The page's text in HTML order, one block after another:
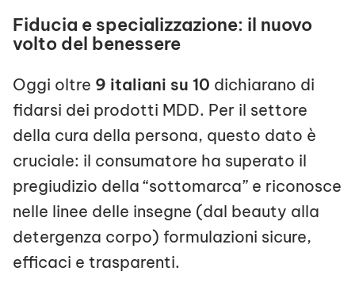
Fiducia e specializzazione: il nuovo
volto del benessere
Oggi oltre 9 italiani su 10 dichiarano di
fidarsi dei prodotti MDD. Per il settore
della cura della persona, questo dato è
cruciale: il consumatore ha superato il
pregiudizio della “sottomarca” e riconosce
nelle linee delle insegne (dal beauty alla
detergenza corpo) formulazioni sicure,
efficaci e trasparenti.